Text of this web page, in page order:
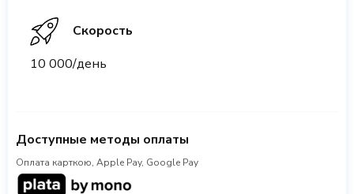
Скорость
10 000/день
Доступные методы оплаты
Оплата карткою, Apple Pay, Google Pay